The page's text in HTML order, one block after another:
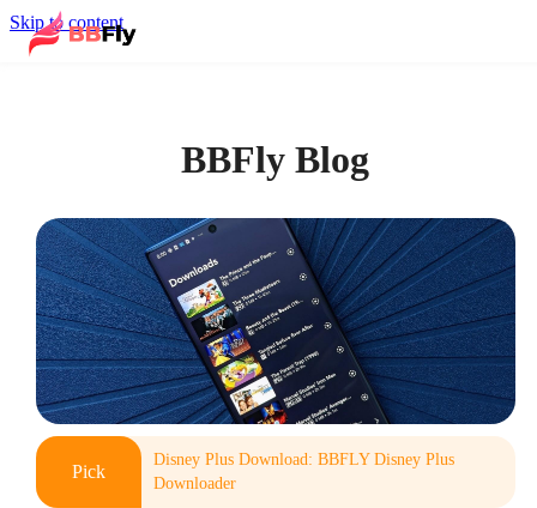
Skip to content
BBFly Blog
Pick
Disney Plus Download: BBFLY Disney Plus
Downloader